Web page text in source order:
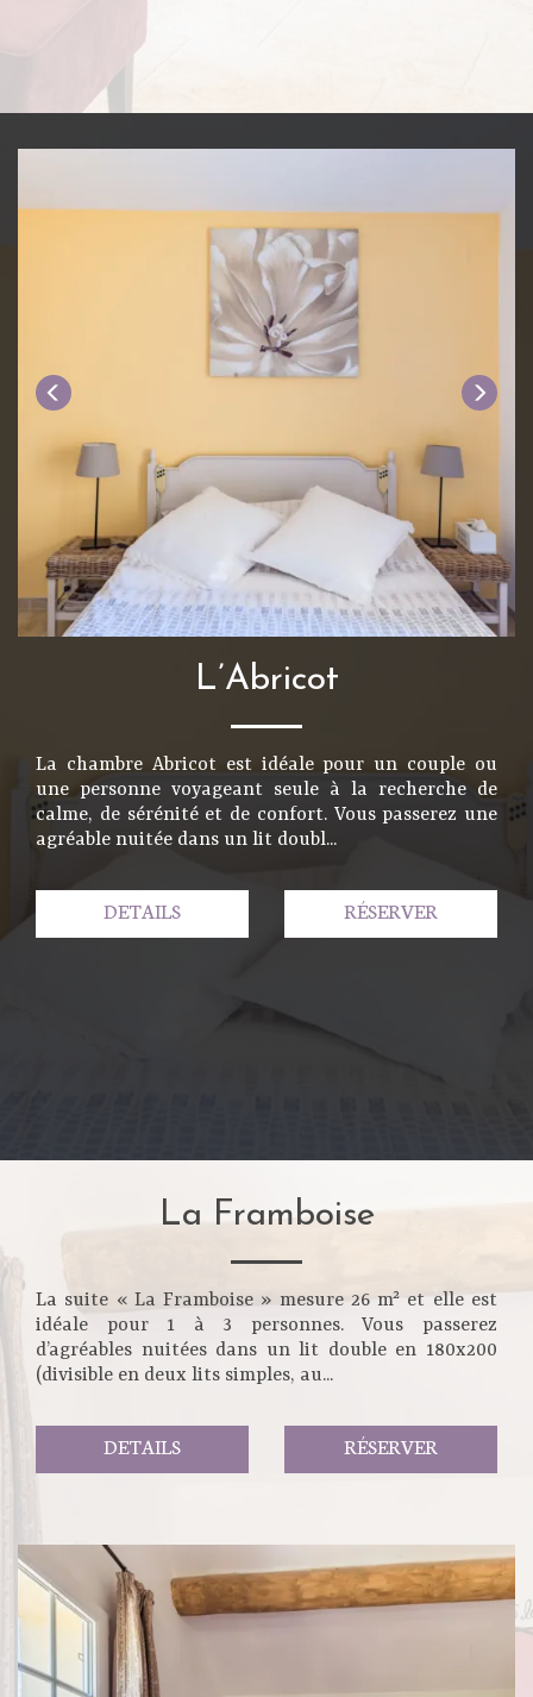
L’Abricot
La chambre Abricot est idéale pour un couple ou
une personne voyageant seule à la recherche de
calme, de sérénité et de confort. Vous passerez une
agréable nuitée dans un lit doubl...
DETAILS RÉSERVER
La Framboise
La suite « La Framboise » mesure 26 m² et elle est
idéale pour 1 à 3 personnes. Vous passerez
d’agréables nuitées dans un lit double en 180x200
(divisible en deux lits simples, au...
DETAILS RÉSERVER